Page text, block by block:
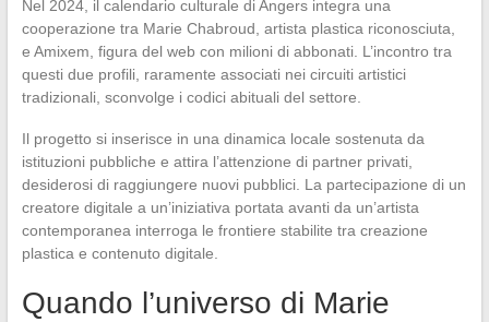
Nel 2024, il calendario culturale di Angers integra una
cooperazione tra Marie Chabroud, artista plastica riconosciuta,
e Amixem, figura del web con milioni di abbonati. L’incontro tra
questi due profili, raramente associati nei circuiti artistici
tradizionali, sconvolge i codici abituali del settore.
Il progetto si inserisce in una dinamica locale sostenuta da
istituzioni pubbliche e attira l’attenzione di partner privati,
desiderosi di raggiungere nuovi pubblici. La partecipazione di un
creatore digitale a un’iniziativa portata avanti da un’artista
contemporanea interroga le frontiere stabilite tra creazione
plastica e contenuto digitale.
Quando l’universo di Marie